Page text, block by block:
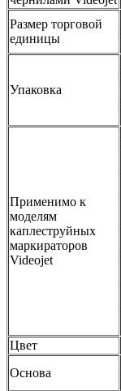
Размер торговой
единицы
Упаковка
Применимо к
моделям
каплеструйных
маркираторов
Videojet
Цвет
Основа